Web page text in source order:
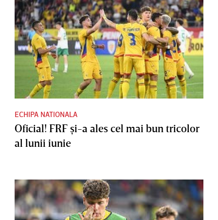
ECHIPA NATIONALA
Oficial! FRF şi-a ales cel mai bun tricolor
al lunii iunie